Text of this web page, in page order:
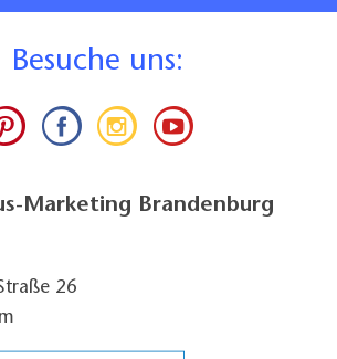
Besuche uns:
Marketing Brandenburg
26